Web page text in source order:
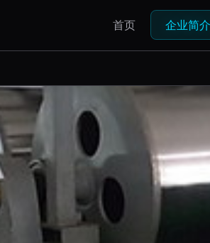
首页 企业简介